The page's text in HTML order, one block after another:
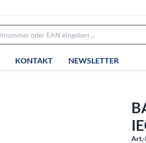
KONTAKT NEWSLETTER